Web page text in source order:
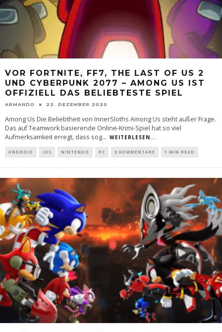
VOR FORTNITE, FF7, THE LAST OF US 2
UND CYBERPUNK 2077 – AMONG US IST
OFFIZIELL DAS BELIEBTESTE SPIEL
ARMANDO 22. DEZEMBER 2020
Among Us Die Beliebtheit von InnerSloths Among Us steht außer Frage.
Das auf Teamwork basierende Online-Krimi-Spiel hat so viel
Aufmerksamkeit erregt, dass sog... WEITERLESEN...
ANDROID IOS NINTENDO PC 0 KOMMENTARE 1 MIN READ